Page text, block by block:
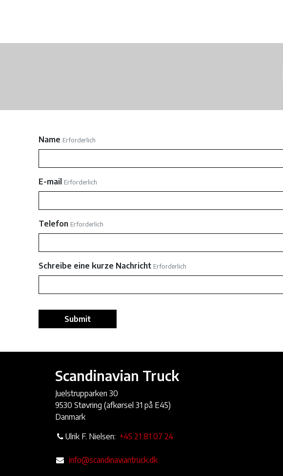
Name Erforderlich
E-mail Erforderlich
Telefon Erforderlich
Schreibe eine kurze Nachricht Erforderlich
Submit
Scandinavian Truck
Juelstrupparken 30
9530 Støvring (afkørsel 31 på E45)
Danmark
Ulrik F. Nielsen: +45 21 81 07 24
info@scandinaviantruck.dk